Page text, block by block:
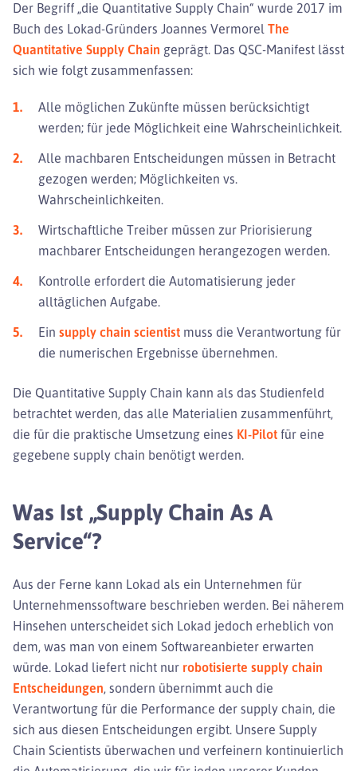
Der Begriff „die Quantitative Supply Chain“ wurde 2017 im
Buch des Lokad-Gründers Joannes Vermorel The
Quantitative Supply Chain geprägt. Das QSC-Manifest lässt
sich wie folgt zusammenfassen:
Alle möglichen Zukünfte müssen berücksichtigt
werden; für jede Möglichkeit eine Wahrscheinlichkeit.
Alle machbaren Entscheidungen müssen in Betracht
gezogen werden; Möglichkeiten vs.
Wahrscheinlichkeiten.
Wirtschaftliche Treiber müssen zur Priorisierung
machbarer Entscheidungen herangezogen werden.
Kontrolle erfordert die Automatisierung jeder
alltäglichen Aufgabe.
Ein supply chain scientist muss die Verantwortung für
die numerischen Ergebnisse übernehmen.
Die Quantitative Supply Chain kann als das Studienfeld
betrachtet werden, das alle Materialien zusammenführt,
die für die praktische Umsetzung eines KI-Pilot für eine
gegebene supply chain benötigt werden.
Was Ist „Supply Chain As A
Service“?
Aus der Ferne kann Lokad als ein Unternehmen für
Unternehmenssoftware beschrieben werden. Bei näherem
Hinsehen unterscheidet sich Lokad jedoch erheblich von
dem, was man von einem Softwareanbieter erwarten
würde. Lokad liefert nicht nur robotisierte supply chain
Entscheidungen, sondern übernimmt auch die
Verantwortung für die Performance der supply chain, die
sich aus diesen Entscheidungen ergibt. Unsere Supply
Chain Scientists überwachen und verfeinern kontinuierlich